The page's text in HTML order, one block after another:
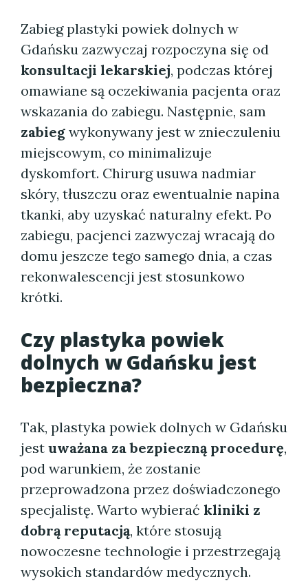
Zabieg plastyki powiek dolnych w
Gdańsku zazwyczaj rozpoczyna się od
konsultacji lekarskiej, podczas której
omawiane są oczekiwania pacjenta oraz
wskazania do zabiegu. Następnie, sam
zabieg wykonywany jest w znieczuleniu
miejscowym, co minimalizuje
dyskomfort. Chirurg usuwa nadmiar
skóry, tłuszczu oraz ewentualnie napina
tkanki, aby uzyskać naturalny efekt. Po
zabiegu, pacjenci zazwyczaj wracają do
domu jeszcze tego samego dnia, a czas
rekonwalescencji jest stosunkowo
krótki.
Czy plastyka powiek
dolnych w Gdańsku jest
bezpieczna?
Tak, plastyka powiek dolnych w Gdańsku
jest uważana za bezpieczną procedurę,
pod warunkiem, że zostanie
przeprowadzona przez doświadczonego
specjalistę. Warto wybierać kliniki z
dobrą reputacją, które stosują
nowoczesne technologie i przestrzegają
wysokich standardów medycznych.